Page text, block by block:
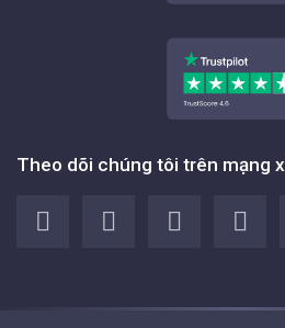
Theo dõi chúng tôi trên mạng